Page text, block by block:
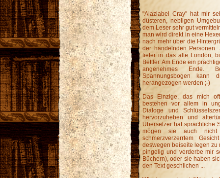
"Alaziabel Cray" hat mir
düsteren, nebligen
dem Leser sehr gut
man wird direkt in eine
nach mehr über die
der handelnden
tiefer in das alte London,
Bettler. Am Ende ein
angenehmes Ende.
Spannungsbogen kann
herangezogen werden ;-)
Das Einzige, das mich
bestehen vor allem in
Dialoge und
hervorzuheben und
Übersetzer hat sprachliche
mögen sie auch nicht
schmerzverzerrtem
deswegen beiseite legen zu
pingelig und verderbe mir
Büchern), oder sie haben
den Text geschlichen ...